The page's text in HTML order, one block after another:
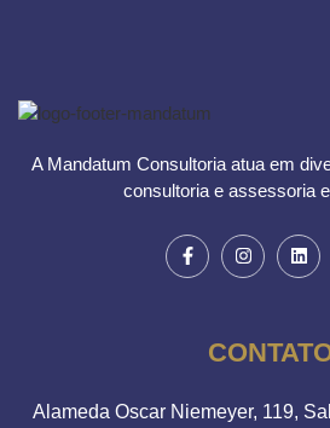
A Mandatum Consultoria atua em
consultoria e assessoria
Alameda Oscar Niemeyer, 119,